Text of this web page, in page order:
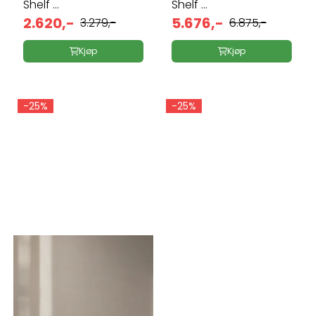
Shelf ...
2.620,- 3.279,-
Kjøp
Shelf ...
5.676,- 6.875,-
Kjøp
-25% -25%